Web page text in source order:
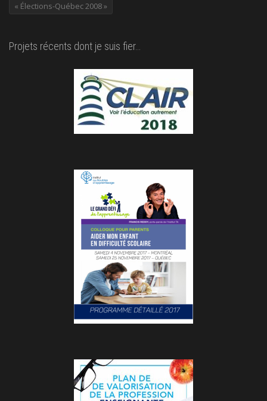
« Élections-Québec 2008 »
Projets récents dont je suis fier…